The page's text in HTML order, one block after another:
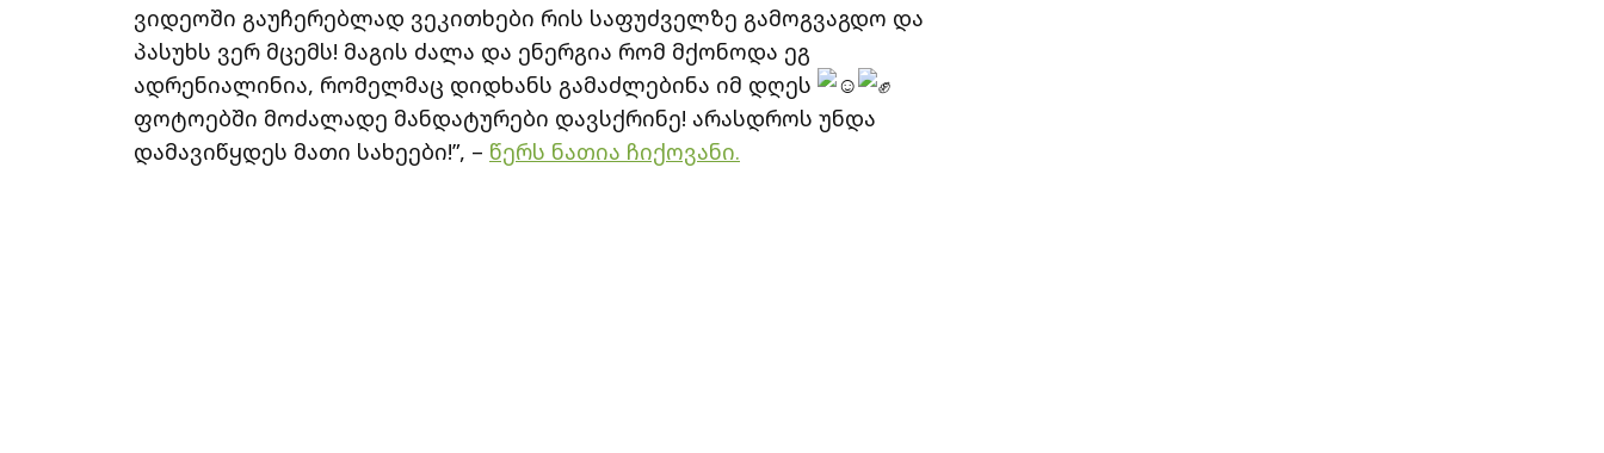
ვიდეოში გაუჩერებლად ვეკითხები რის საფუძველზე გამოგვაგდო და
პასუხს ვერ მცემს! მაგის ძალა და ენერგია რომ მქონოდა ეგ
ადრენიალინია, რომელმაც დიდხანს გამაძლებინა იმ დღეს
ფოტოებში მოძალადე მანდატურები დავსქრინე! არასდროს უნდა
დამავიწყდეს მათი სახეები!”, – წერს ნათია ჩიქოვანი.